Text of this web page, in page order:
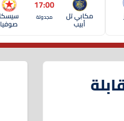
مكابي تل
أبيب
17:00
مجدولة سيسكا
صوفيا